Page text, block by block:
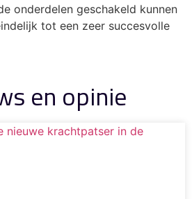
onderdelen geschakeld kunnen
tot een zeer succesvolle
en opinie